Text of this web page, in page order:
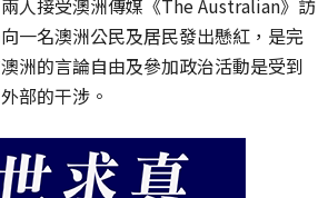
一名澳洲公民及居民發出懸紅，是完
洲的言論自由及參加政治活動是受到
部的干涉。